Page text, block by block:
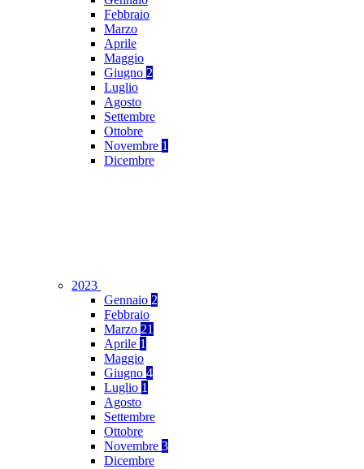
Febbraio
Marzo
Aprile
Maggio
Giugno 2
Luglio
Agosto
Settembre
Ottobre
Novembre 1
Dicembre
2023
Gennaio 2
Febbraio
Marzo 21
Aprile 1
Maggio
Giugno 4
Luglio 1
Agosto
Settembre
Ottobre
Novembre 3
Dicembre